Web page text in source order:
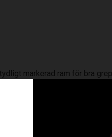
markerad ram för bra